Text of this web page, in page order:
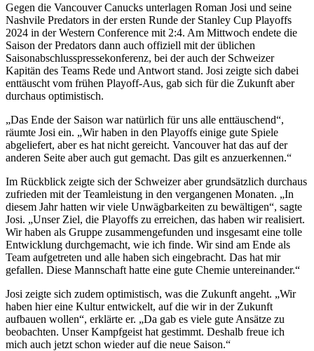
Gegen die Vancouver Canucks unterlagen Roman Josi und seine
Nashvile Predators in der ersten Runde der Stanley Cup Playoffs
2024 in der Western Conference mit 2:4. Am Mittwoch endete die
Saison der Predators dann auch offiziell mit der üblichen
Saisonabschlusspressekonferenz, bei der auch der Schweizer
Kapitän des Teams Rede und Antwort stand. Josi zeigte sich dabei
enttäuscht vom frühen Playoff-Aus, gab sich für die Zukunft aber
durchaus optimistisch.
„Das Ende der Saison war natürlich für uns alle enttäuschend“,
räumte Josi ein. „Wir haben in den Playoffs einige gute Spiele
abgeliefert, aber es hat nicht gereicht. Vancouver hat das auf der
anderen Seite aber auch gut gemacht. Das gilt es anzuerkennen.“
Im Rückblick zeigte sich der Schweizer aber grundsätzlich durchaus
zufrieden mit der Teamleistung in den vergangenen Monaten. „In
diesem Jahr hatten wir viele Unwägbarkeiten zu bewältigen“, sagte
Josi. „Unser Ziel, die Playoffs zu erreichen, das haben wir realisiert.
Wir haben als Gruppe zusammengefunden und insgesamt eine tolle
Entwicklung durchgemacht, wie ich finde. Wir sind am Ende als
Team aufgetreten und alle haben sich eingebracht. Das hat mir
gefallen. Diese Mannschaft hatte eine gute Chemie untereinander.“
Josi zeigte sich zudem optimistisch, was die Zukunft angeht. „Wir
haben hier eine Kultur entwickelt, auf die wir in der Zukunft
aufbauen wollen“, erklärte er. „Da gab es viele gute Ansätze zu
beobachten. Unser Kampfgeist hat gestimmt. Deshalb freue ich
mich auch jetzt schon wieder auf die neue Saison.“